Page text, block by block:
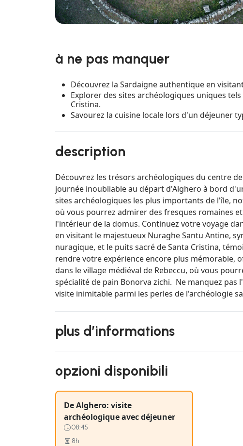
à ne pas manquer
Découvrez la Sardaigne authentique en
Explorer des sites archéologiques uniques
Cristina.
Savourez la cuisine locale lors d'un déjeuner
description
Découvrez les trésors archéologiques du centre
journée inoubliable au départ d'Alghero à bord
sites archéologiques les plus importants de l'île,
où vous pourrez admirer des fresques romaines
l'intérieur de la domus. Continuez votre voyage
en visitant le majestueux Nuraghe Santu Antine,
nuragique, et le puits sacré de Santa Cristina,
rendre votre expérience encore plus mémorable,
dans le village médiéval de Rebeccu, où vous
spécialité de pain Bonorva zichi. Ne manquez
visite inimitable parmi les perles de l'archéologie
plus d’informations
opzioni disponibili
De Alghero: visite
archéologique avec déjeuner
08:45
8h